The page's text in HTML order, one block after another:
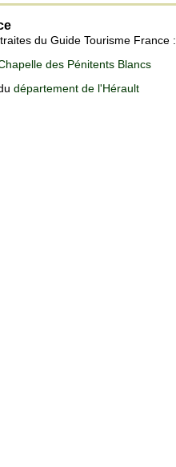
du Guide Tourisme France :
des Pénitents Blancs
département de l'Hérault